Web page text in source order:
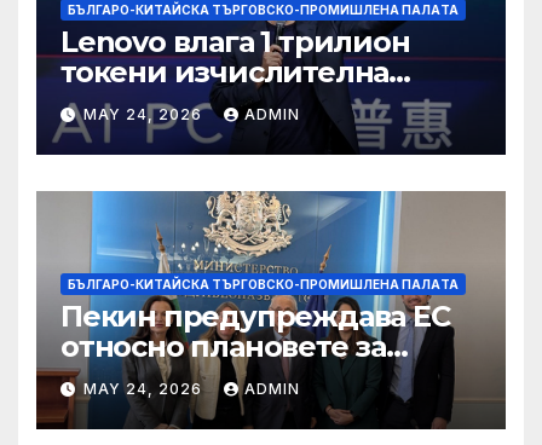
БЪЛГАРО-КИТАЙСКА ТЪРГОВСКО-ПРОМИШЛЕНА ПАЛAТА
Lenovo влага 1 трилион
токени изчислителна
мощност в AI екосистемата
MAY 24, 2026 ADMIN
БЪЛГАРО-КИТАЙСКА ТЪРГОВСКО-ПРОМИШЛЕНА ПАЛAТА
Пекин предупреждава ЕС
относно плановете за
насочване към китайски
продукти
MAY 24, 2026 ADMIN